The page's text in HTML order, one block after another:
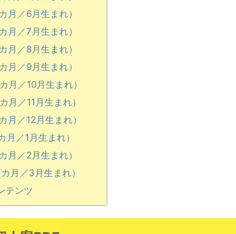
月／6月生まれ）
月／7月生まれ）
月／8月生まれ）
月／9月生まれ）
月／10月生まれ）
月／11月生まれ）
月／12月生まれ）
／1月生まれ）
月／2月生まれ）
月／3月生まれ）
テンツ